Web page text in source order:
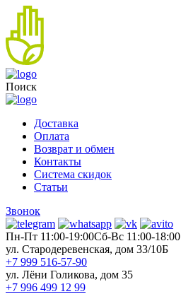
Поиск
Доставка
Оплата
Возврат и обмен
Контакты
Система скидок
Статьи
Звонок
Пн-Пт 11:00-19:00Cб-Вс 11:00-18:00
ул. Стародеревенская, дом 33/10Б
+7 999 516-57-90
ул. Лёни Голикова, дом 35
+7 996 499 12 99